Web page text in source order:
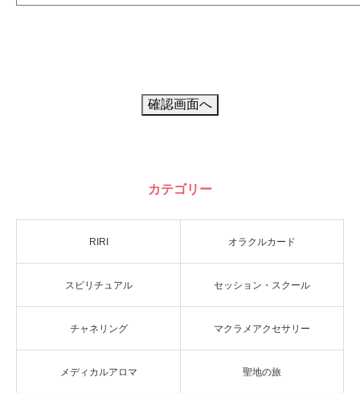
カテゴリー
RIRI オラクルカード
スピリチュアル セッション・スクール
チャネリング マクラメアクセサリー
メディカルアロマ 聖地の旅